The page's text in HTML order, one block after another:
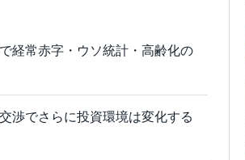
経常赤字・ウソ統計・高齢化の
渉でさらに投資環境は変化する